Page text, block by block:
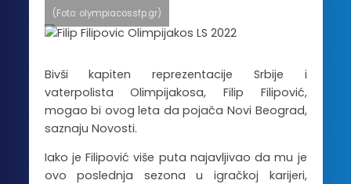
(Foto: olympiacossfp.gr)
Bivši kapiten reprezentacije Srbije i
vaterpolista Olimpijakosa, Filip Filipović,
mogao bi ovog leta da pojača Novi Beograd,
saznaju Novosti.
Iako je Filipović više puta najavljivao da mu je
ovo poslednja sezona u igračkoj karijeri,